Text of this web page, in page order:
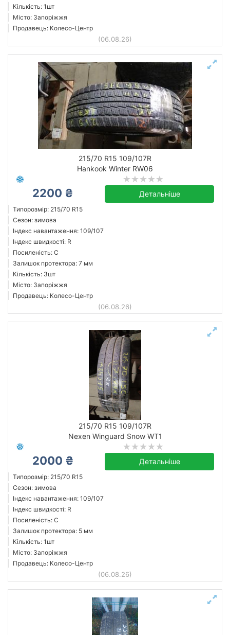
Кількість: 1шт
Місто: Запоріжжя
Продавець: Колесо-Центр
(06.08.26)
215/70 R15 109/107R
Hankook Winter RW06
2200 ₴ Детальніше
Типорозмір: 215/70 R15
Сезон: зимова
Індекс навантаження: 109/107
Індекс швидкості: R
Посиленість: C
Залишок протектора: 7 мм
Кількість: 3шт
Місто: Запоріжжя
Продавець: Колесо-Центр
(06.08.26)
215/70 R15 109/107R
Nexen Winguard Snow WT1
2000 ₴ Детальніше
Типорозмір: 215/70 R15
Сезон: зимова
Індекс навантаження: 109/107
Індекс швидкості: R
Посиленість: C
Залишок протектора: 5 мм
Кількість: 1шт
Місто: Запоріжжя
Продавець: Колесо-Центр
(06.08.26)